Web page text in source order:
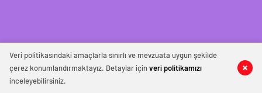
Veri politikasındaki amaçlarla sınırlı ve mevzuata uygun şekilde
çerez konumlandırmaktayız. Detaylar içinveri politikamızı
inceleyebilirsiniz.